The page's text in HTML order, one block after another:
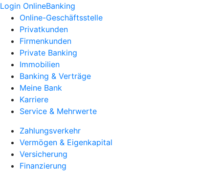
Login OnlineBanking
Online-Geschäftsstelle
Privatkunden
Firmenkunden
Private Banking
Immobilien
Banking & Verträge
Meine Bank
Karriere
Service & Mehrwerte
Zahlungsverkehr
Vermögen & Eigenkapital
Versicherung
Finanzierung